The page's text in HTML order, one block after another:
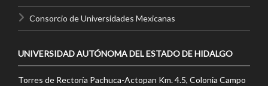
Consorcio de Universidades Mexicanas
UNIVERSIDAD AUTÓNOMA DEL ESTADO DE HIDALGO
Torres de Rectoría Pachuca-Actopan Km. 4.5, Colonia Campo